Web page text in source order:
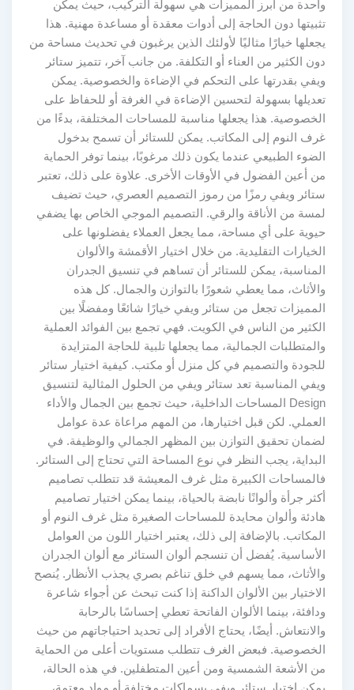
واحدة من أبرز المميزات هي سهولة التركيب، حيث يمكن
تثبيتها دون الحاجة إلى أدوات معقدة أو مساعدة مهنية. هذا
يجعلها خيارًا مثاليًا لأولئك الذين يرغبون في تحديث مساحة من
دون الكثير من العناء أو التكلفة. من جانب آخر، تتميز ستائر
ويفي بقدرتها على التحكم في الإضاءة والخصوصية. يمكن
تعديلها بسهولة لتحسين الإضاءة في الغرفة أو للحفاظ على
الخصوصية. هذا يجعلها مناسبة للمساحات المختلفة، بدءًا من
غرف النوم إلى المكاتب. يمكن للستائر أن تسمح بدخول
الضوء الطبيعي عندما يكون ذلك مرغوبًا، بينما توفر الحماية
من أعين الفضول في الأوقات الأخرى. علاوة على ذلك، تعتبر
ستائر ويفي رمزًا من رموز التصميم العصري، حيث تضيف
لمسة من الأناقة والرقي. التصميم الموجي الخاص بها يضفي
حيوية على أي مساحة، مما يجعل العملاء يفضلونها على
الخيارات التقليدية. من خلال اختيار الأقمشة والألوان
المناسبة، يمكن للستائر أن تساهم في تنسيق الجدران
والأثاث، مما يعطي شعورًا بالتوازن والجمال. كل هذه
المميزات تجعل من ستائر ويفي خيارًا شائعًا ومفضلًا بين
الكثير من الناس في الكويت. فهي تجمع بين الفوائد العملية
والمتطلبات الجمالية، مما يجعلها تلبية للحاجة المتزايدة
للجودة والتصميم في كل منزل أو مكتب. كيفية اختيار ستائر
ويفي المناسبة تعد ستائر ويفي من الحلول المثالية لتنسيق
Design المساحات الداخلية، حيث تجمع بين الجمال والأداء
العملي. لكن قبل اختيارها، من المهم مراعاة عدة عوامل
لضمان تحقيق التوازن بين المظهر الجمالي والوظيفة. في
البداية، يجب النظر في نوع المساحة التي تحتاج إلى الستائر.
فالمساحات الكبيرة مثل غرف المعيشة قد تتطلب تصاميم
أكثر جرأة وألوانًا نابضة بالحياة، بينما يمكن اختيار تصاميم
هادئة وألوان محايدة للمساحات الصغيرة مثل غرف النوم أو
المكاتب. بالإضافة إلى ذلك، يعتبر اختيار اللون من العوامل
الأساسية. يُفضل أن تنسجم ألوان الستائر مع ألوان الجدران
والأثاث، مما يسهم في خلق تناغم بصري يجذب الأنظار. يُنصح
الاختيار بين الألوان الداكنة إذا كنت تبحث عن أجواء شاعرة
ودافئة، بينما الألوان الفاتحة تعطي إحساسًا بالرحابة
والانتعاش. أيضًا، يحتاج الأفراد إلى تحديد احتياجاتهم من حيث
الخصوصية. فبعض الغرف تتطلب مستويات أعلى من الحماية
من الأشعة الشمسية ومن أعين المتطفلين. في هذه الحالة،
يمكن اختيار ستائر ويفي بسماكات مختلفة أو مواد معتمة،